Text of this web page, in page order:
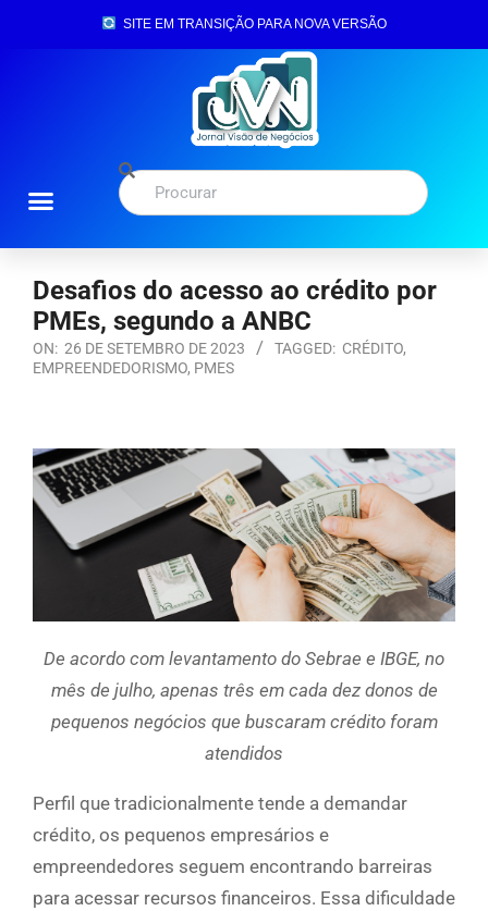
SITE EM TRANSIÇÃO PARA NOVA VERSÃO
Desafios do acesso ao crédito por
PMEs, segundo a ANBC
ON: 26 DE SETEMBRO DE 2023 TAGGED: CRÉDITO,
EMPREENDEDORISMO, PMES
De acordo com levantamento do Sebrae e IBGE, no
mês de julho, apenas três em cada dez donos de
pequenos negócios que buscaram crédito foram
atendidos
Perfil que tradicionalmente tende a demandar
crédito, os pequenos empresários e
empreendedores seguem encontrando barreiras
para acessar recursos financeiros. Essa dificuldade